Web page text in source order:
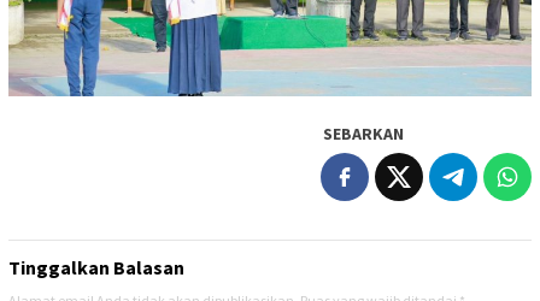
SEBARKAN
Tinggalkan Balasan